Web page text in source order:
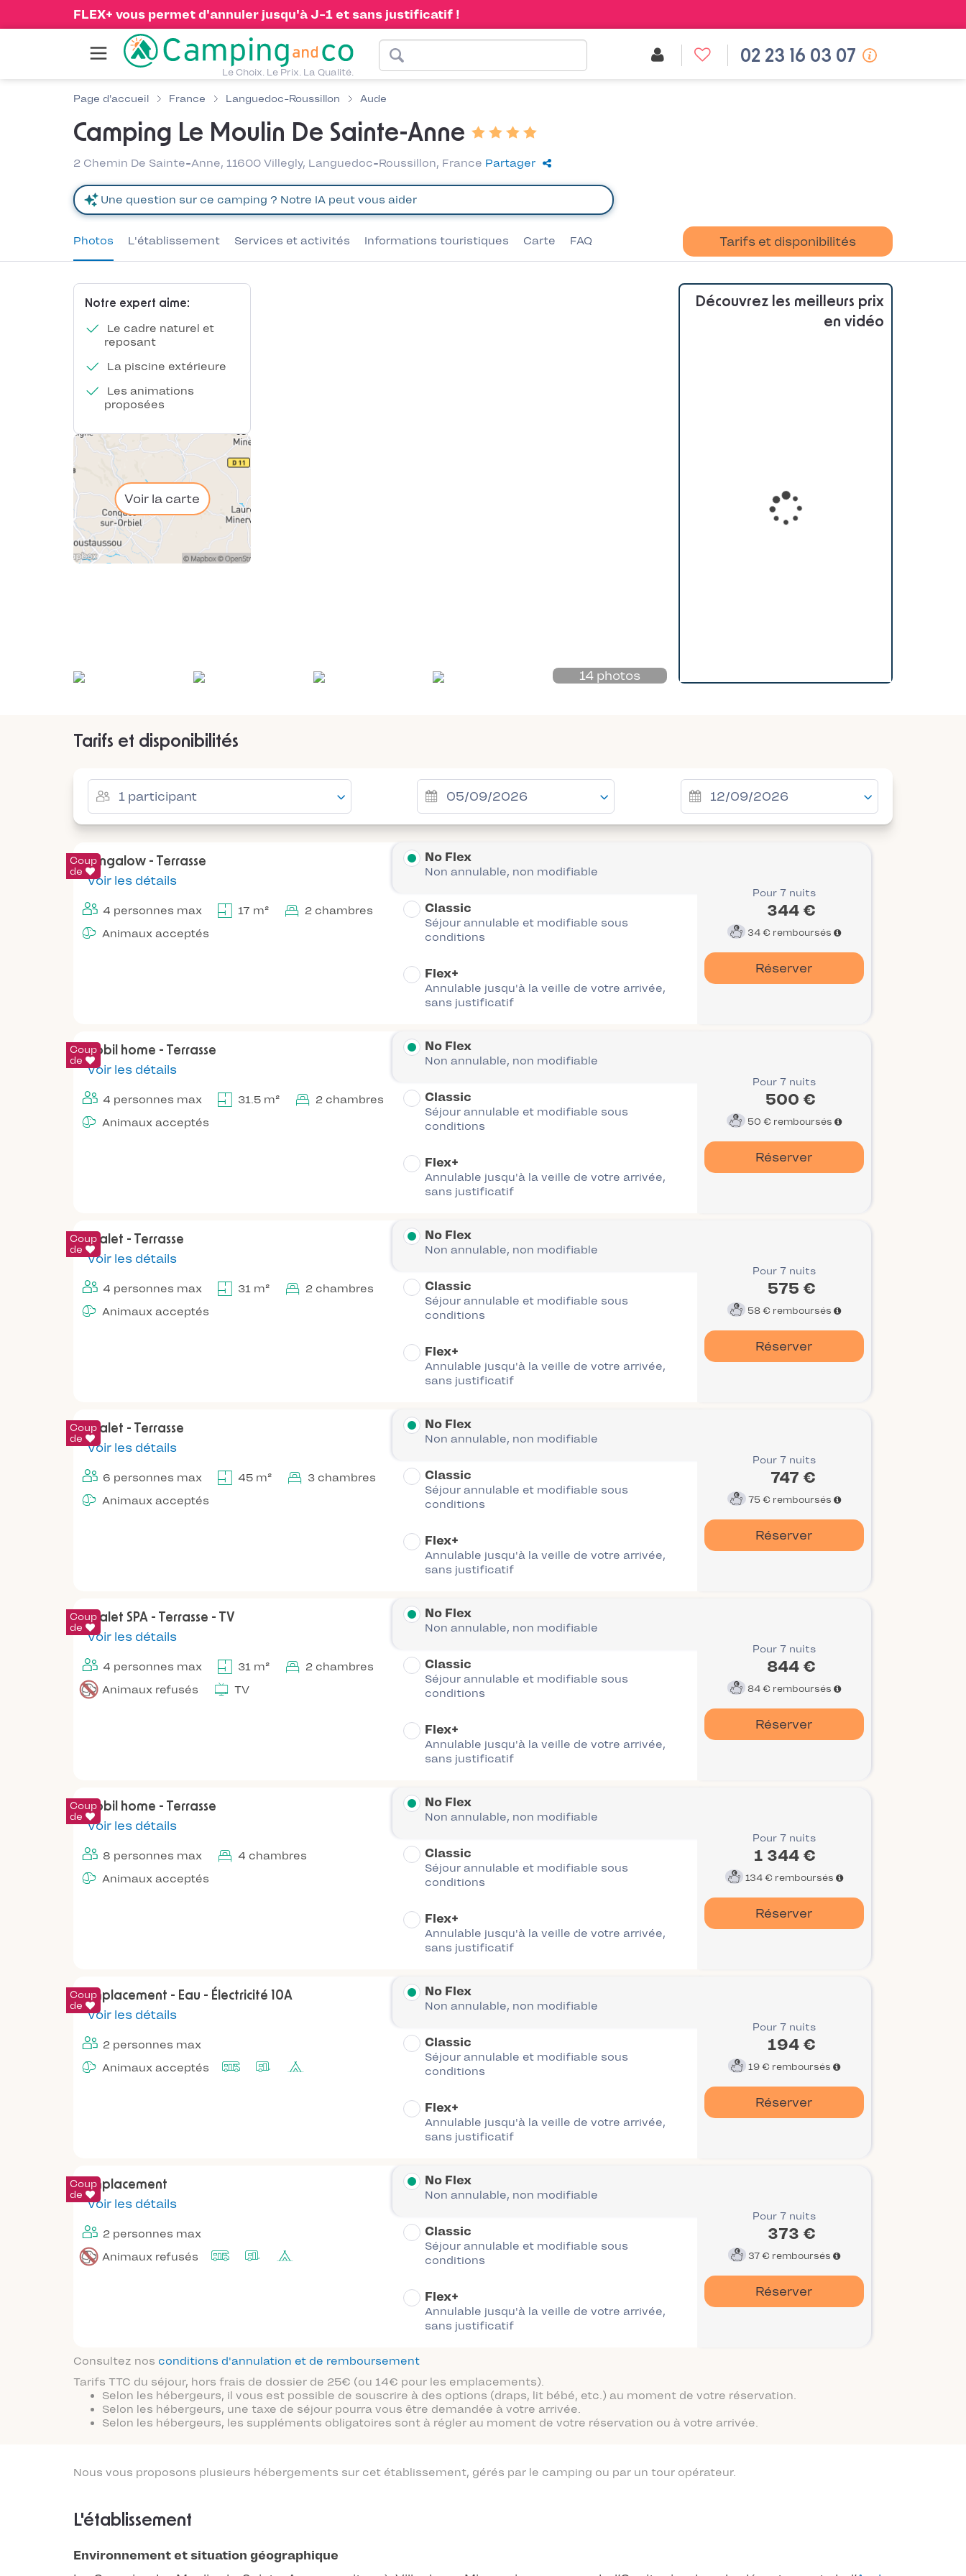
FLEX+ vous permet d'annuler jusqu'à J-1 et sans justificatif !
Le Choix. Le Prix. La Qualité.
02 23 16 03 07
Page d'accueil France Languedoc-Roussillon Aude
Camping Le Moulin De Sainte-Anne
2 Chemin De Sainte-Anne, 11600 Villegly, Languedoc-Roussillon, France Partager
Photos L'établissement Services et activités Informations touristiques Carte FAQ Tarifs et disponibilités
Notre expert aime:
Le cadre naturel et
reposant
La piscine extérieure
Les animations
proposées
Voir la carte
14 photos
Découvrez les meilleurs prix
en vidéo
Tarifs et disponibilités
Coup
de
Bungalow - Terrasse
Voir les détails
4 personnes max 17 m²
2 chambres
Animaux acceptés
No Flex
Non annulable, non modifiable
Classic
Séjour annulable et modifiable sous
conditions
Flex+
Annulable jusqu'à la veille de votre arrivée,
sans justificatif
Pour 7 nuits
344 €
34 € remboursés
Réserver
Coup
de
Mobil home - Terrasse
Voir les détails
4 personnes max 31.5 m²
2 chambres
Animaux acceptés
No Flex
Non annulable, non modifiable
Classic
Séjour annulable et modifiable sous
conditions
Flex+
Annulable jusqu'à la veille de votre arrivée,
sans justificatif
Pour 7 nuits
500 €
50 € remboursés
Réserver
Coup
de
Chalet - Terrasse
Voir les détails
4 personnes max 31 m²
2 chambres
Animaux acceptés
No Flex
Non annulable, non modifiable
Classic
Séjour annulable et modifiable sous
conditions
Flex+
Annulable jusqu'à la veille de votre arrivée,
sans justificatif
Pour 7 nuits
575 €
58 € remboursés
Réserver
Coup
de
Chalet - Terrasse
Voir les détails
6 personnes max 45 m²
3 chambres
Animaux acceptés
No Flex
Non annulable, non modifiable
Classic
Séjour annulable et modifiable sous
conditions
Flex+
Annulable jusqu'à la veille de votre arrivée,
sans justificatif
Pour 7 nuits
747 €
75 € remboursés
Réserver
Coup
de
Chalet SPA - Terrasse - TV
Voir les détails
4 personnes max 31 m²
2 chambres
Animaux refusés
TV
No Flex
Non annulable, non modifiable
Classic
Séjour annulable et modifiable sous
conditions
Flex+
Annulable jusqu'à la veille de votre arrivée,
sans justificatif
Pour 7 nuits
844 €
84 € remboursés
Réserver
Coup
de
Mobil home - Terrasse
Voir les détails
8 personnes max
4 chambres
Animaux acceptés
No Flex
Non annulable, non modifiable
Classic
Séjour annulable et modifiable sous
conditions
Flex+
Annulable jusqu'à la veille de votre arrivée,
sans justificatif
Pour 7 nuits
1 344 €
134 € remboursés
Réserver
Coup
de
Emplacement - Eau - Électricité 10A
Voir les détails
2 personnes max
Animaux acceptés
No Flex
Non annulable, non modifiable
Classic
Séjour annulable et modifiable sous
conditions
Flex+
Annulable jusqu'à la veille de votre arrivée,
sans justificatif
Pour 7 nuits
194 €
19 € remboursés
Réserver
Coup
de
Emplacement
Voir les détails
2 personnes max
Animaux refusés
No Flex
Non annulable, non modifiable
Classic
Séjour annulable et modifiable sous
conditions
Flex+
Annulable jusqu'à la veille de votre arrivée,
sans justificatif
Pour 7 nuits
373 €
37 € remboursés
Réserver
Consultez nos conditions d'annulation et de remboursement
Tarifs TTC du séjour, hors frais de dossier de 25€ (ou 14€ pour les emplacements).
Selon les hébergeurs, il vous est possible de souscrire à des options (draps, lit bébé, etc.) au moment de votre réservation.
Selon les hébergeurs, une taxe de séjour pourra vous être demandée à votre arrivée.
Selon les hébergeurs, les suppléments obligatoires sont à régler au moment de votre réservation ou à votre arrivée.
Nous vous proposons plusieurs hébergements sur cet établissement, gérés par le camping ou par un tour opérateur.
L'établissement
Environnement et situation géographique